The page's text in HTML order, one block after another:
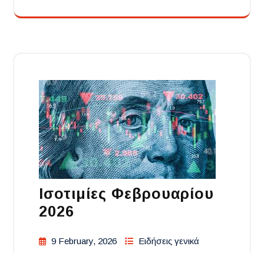
Ισοτιμίες Φεβρουαρίου
2026
9 February, 2026
Ειδήσεις γενικά